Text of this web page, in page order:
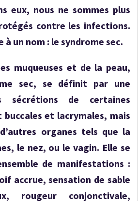
eux, nous ne sommes plus
contre les infections.
un nom : le syndrome sec.
muqueuses et de la peau,
sec, se définit par une
sécrétions de certaines
et lacrymales, mais
organes tels que la
le nez, ou le vagin. Elle se
de manifestations :
accrue, sensation de sable
rougeur conjonctivale,